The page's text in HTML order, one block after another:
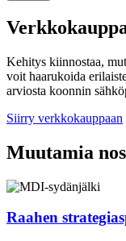
Kehitys kiinnostaa,
voit haarukoida
arviosta koonnin
Siirry verkkokauppaan
Muutamia
Raahen